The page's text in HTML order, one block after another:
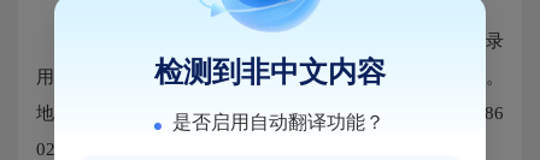
现2026年福州市马尾医疗保障局公开招聘编外人员录
用名单予以公示，公示时间从2026年6月15日至6月18日。
地址：福州市马尾区君竹路14号4楼，联系电话：0591-886
02611。
检测到非中文内容
是否启用自动翻译功能？